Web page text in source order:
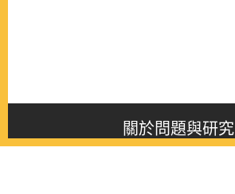
關於問題與研究
About this journal